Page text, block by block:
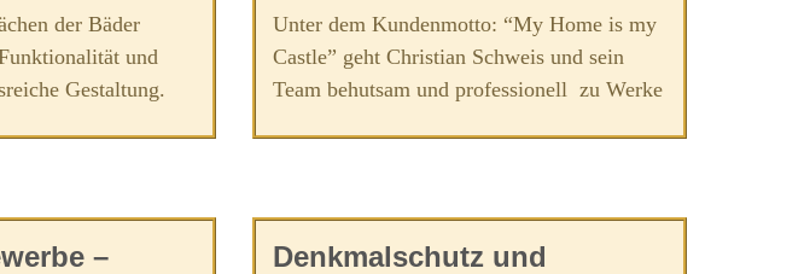
der Bäder
und
Gestaltung.
Unter dem Kundenmotto: “My Home is my
Castle” geht Christian Schweis und sein
Team behutsam und professionell zu Werke
–
Denkmalschutz und